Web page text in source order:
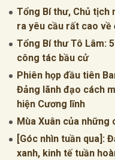
Tổng Bí thư, Chủ tịch
ra yêu cầu rất cao về
Tổng Bí thư Tô Lâm:
công tác bầu cử
Phiên họp đầu tiên
Đảng lãnh đạo cách
hiện Cương lĩnh
Mùa Xuân của những
[Góc nhìn tuần qua]:
xanh, kinh tế tuần